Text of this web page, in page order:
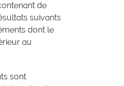
de
suivants
dont le
au
sont